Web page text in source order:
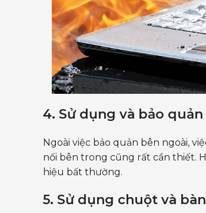
4. Sử dụng và bảo
Ngoài việc bảo quản bên ngoài,
nối bên trong cũng rất cần thiết.
hiệu bất thường.
5. Sử dụng chuột và